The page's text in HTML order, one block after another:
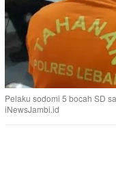
Pelaku sodomi 5 bocah SD
iNewsJambi.id